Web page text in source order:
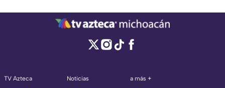
TV Azteca
Noticias
a más +